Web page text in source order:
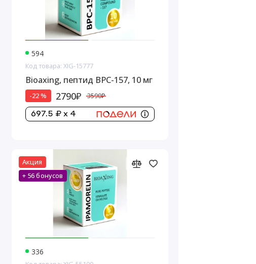
594
Код товара: XIG-15777
Bioaxing, пептид BPC-157, 10 мг
-22 % 2790₽ 3590₽
697.5 ₽ x 4
Акция
+ 56 бонусов
336